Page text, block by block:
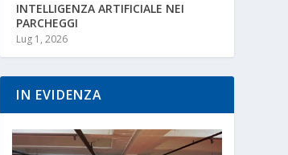
INTELLIGENZA ARTIFICIALE NEI
PARCHEGGI
Lug 1, 2026
IN EVIDENZA